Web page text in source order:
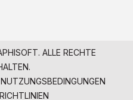
ALLE RECHTE
NUTZUNGSBEDINGUNGEN